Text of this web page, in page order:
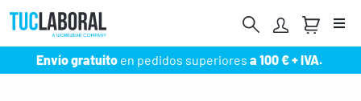
Envío gratuito en pedidos superiores a 100 € + IVA.